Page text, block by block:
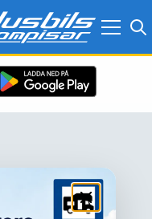
till alla funktioner!